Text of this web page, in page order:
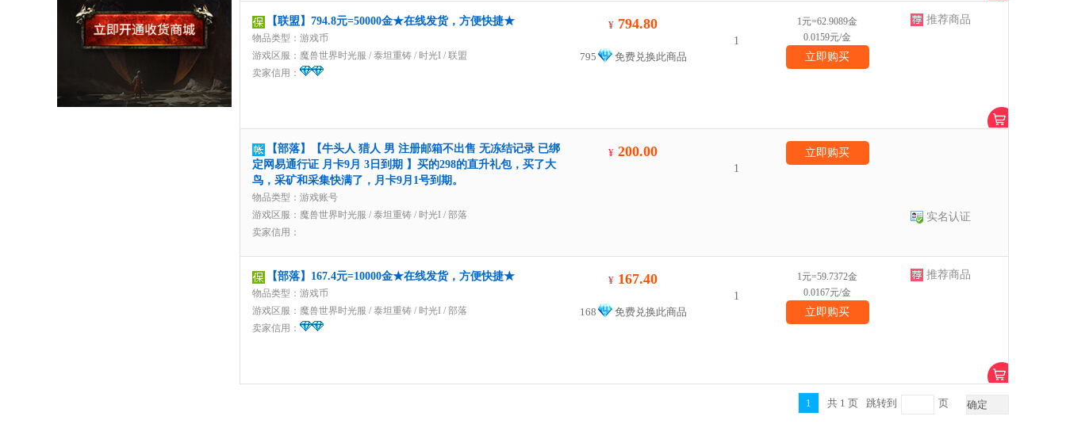
【联盟】794.8元=50000金★在线发货，方便快捷★
物品类型：游戏币
游戏区服： 魔兽世界时光服 / 泰坦重铸 / 时光I / 联盟
卖家信用：
¥ 794.80
795 免费兑换此商品
1
1元=62.9089金
0.0159元/金
立即购买
推荐商品
【部落】【牛头人 猎人 男 注册邮箱不出售 无冻结记录 已绑
定网易通行证 月卡9月 3日到期 】买的298的直升礼包，买了大
鸟，采矿和采集快满了，月卡9月1号到期。
物品类型：游戏账号
游戏区服： 魔兽世界时光服 / 泰坦重铸 / 时光I / 部落
卖家信用：
¥ 200.00
1
立即购买
实名认证
【部落】167.4元=10000金★在线发货，方便快捷★
物品类型：游戏币
游戏区服： 魔兽世界时光服 / 泰坦重铸 / 时光I / 部落
卖家信用：
¥ 167.40
168 免费兑换此商品
1
1元=59.7372金
0.0167元/金
立即购买
推荐商品
1 共 1 页 确定
跳转到 页